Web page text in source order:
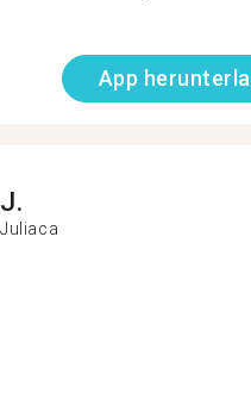
App
J.
Juliaca